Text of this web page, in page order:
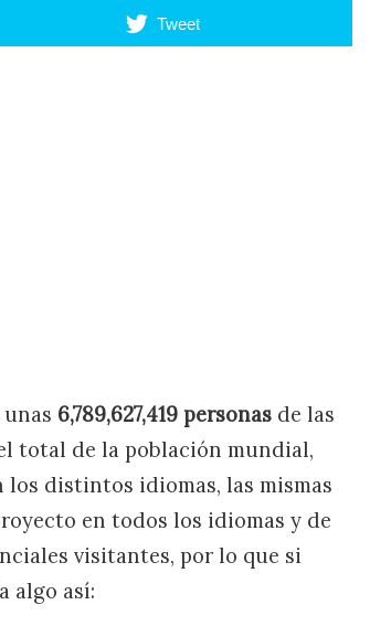
Tweet
6,789,627,419 personas de las
total de la población mundial,
los distintos idiomas, las mismas
en todos los idiomas y de
visitantes, por lo que si
algo así: